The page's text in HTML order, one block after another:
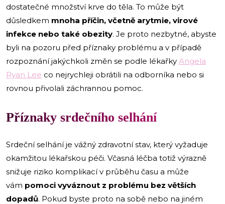
dostatečné množství krve do těla. To může být
důsledkem mnoha příčin, včetně arytmie, virové
infekce nebo také obezity. Je proto nezbytné, abyste
byli na pozoru před příznaky problému a v případě
rozpoznání jakýchkoli změn se podle lékařky Angela
Ryan Lee co nejrychleji obrátili na odborníka nebo si
rovnou přivolali záchrannou pomoc.
Příznaky srdečního selhání
Srdeční selhání je vážný zdravotní stav, který vyžaduje
okamžitou lékařskou péči. Včasná léčba totiž výrazně
snižuje riziko komplikací v průběhu času a může
vám pomoci vyváznout z problému bez větších
dopadů. Pokud byste proto na sobě nebo na jiném